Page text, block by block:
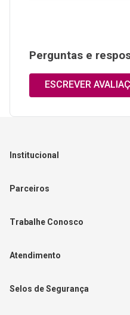
Perguntas e
ESCREVER
Institucional
Política de Vendas
Catálogos de Produtos
Parceiros
Editorial Patmos
FAECAD
Trabalhe Conosco
Nossas Lojas
Atendimento
17:30h
Selos de Segurança